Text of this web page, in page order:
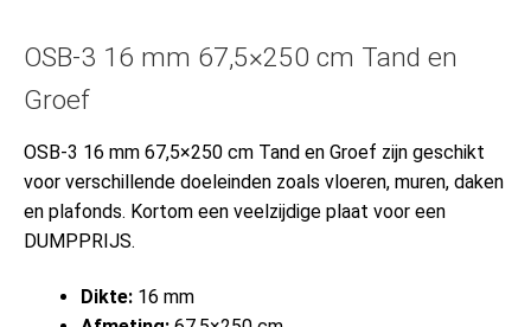
OSB-3 16 mm 67,5×250 cm Tand en
Groef
OSB-3 16 mm 67,5×250 cm Tand en Groef zijn geschikt
voor verschillende doeleinden zoals vloeren, muren, daken
en plafonds. Kortom een veelzijdige plaat voor een
DUMPPRIJS.
Dikte: 16 mm